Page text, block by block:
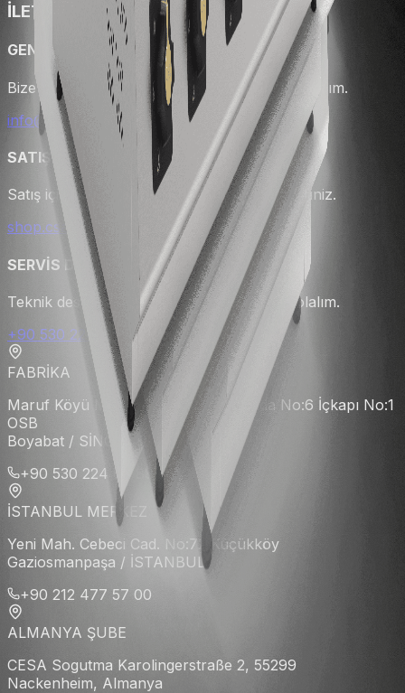
İLETİŞİM
GENEL SORULAR
Bize e-posta gönderin hemen geri dönüş yapalım.
info@karacasan.com
SATIŞ DESTEĞİ
Satış için e-ticaret sayfamızı ziyaret edebilirsiniz.
shop.csainox.com.tr
SERVİS DESTEĞİ
Teknik destek için hemen arayın yardımcı olalım.
+90 530 224 6888
FABRİKA
Maruf Köyü Mevkii 6 nolu Cd. 102. Ada No:6 İçkapı No:1
OSB
Boyabat / SİNOP
+90 530 224 68 88
İSTANBUL MERKEZ
Yeni Mah. Cebeci Cad. No:72 Küçükköy
Gaziosmanpaşa / İSTANBUL
+90 212 477 57 00
ALMANYA ŞUBE
CESA Sogutma Karolingerstraße 2, 55299
Nackenheim, Almanya